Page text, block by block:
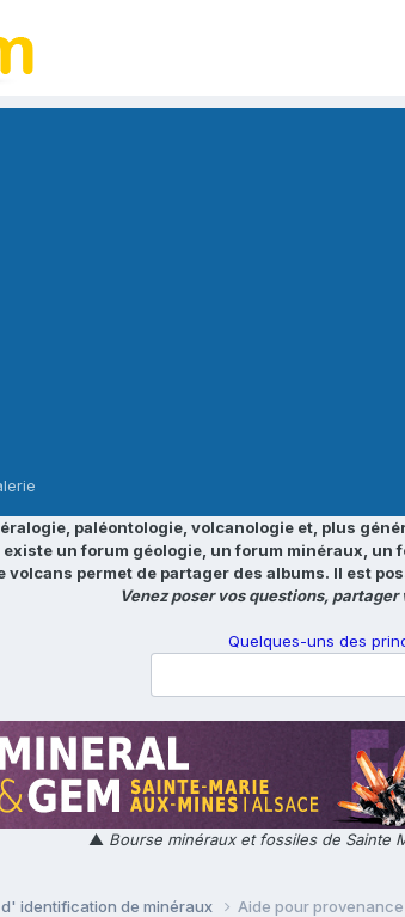
paléontologie, volcanologie et, plus
un forum géologie, un forum minéraux,
permet de partager des albums. Il est
Venez poser vos questions,
Quelques-uns des
▲ Bourse minéraux et fossiles de Sainte
identification de minéraux Aide pour